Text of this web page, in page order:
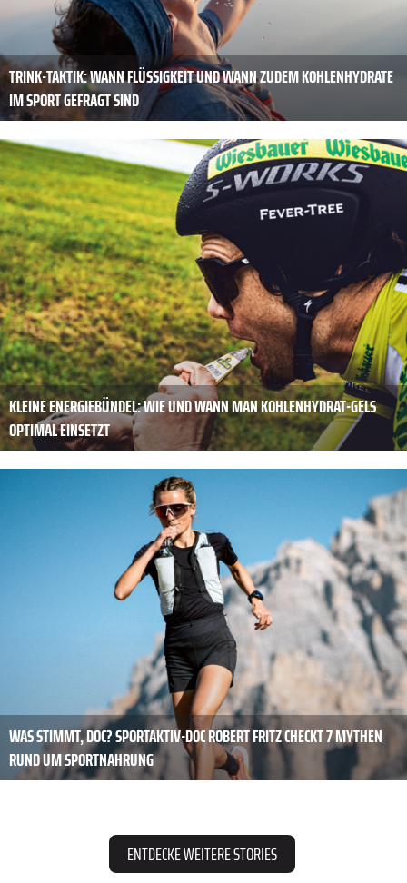
TRINK-TAKTIK: WANN FLÜSSIGKEIT UND WANN ZUDEM KOHLENHYDRATE
IM SPORT GEFRAGT SIND
KLEINE ENERGIEBÜNDEL: WIE UND WANN MAN KOHLENHYDRAT-­GELS
OPTIMAL EINSETZT
WAS STIMMT, DOC? SPORTAKTIV-DOC ROBERT FRITZ CHECKT 7 MYTHEN
RUND UM SPORTNAHRUNG
ENTDECKE WEITERE STORIES